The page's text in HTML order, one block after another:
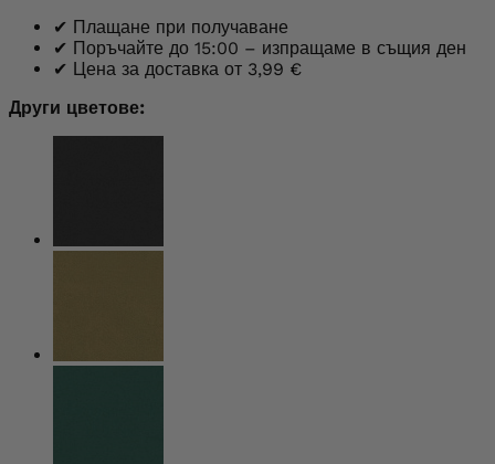
✔ Плащане при получаване
✔ Поръчайте до 15:00 – изпращаме в същия ден
✔ Цена за доставка от 3,99 €
Други цветове: